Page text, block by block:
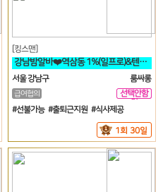
[킹스맨]
강남밤알바❤️역삼동 1%(일프로)&텐프로 직영 강남 1등❤️
서울 강남구
룸싸롱
급여협의
선택안함
일
#선불가능 #출퇴근지원 #식사제공
1회 30일